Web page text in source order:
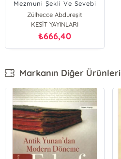
Mezmuni Şekli Ve Sevebi
Togrisidiki Tetkikat
Zülhecce Abdureşit
KESİT YAYINLARI
₺666,40
Markanın Diğer Ürünleri